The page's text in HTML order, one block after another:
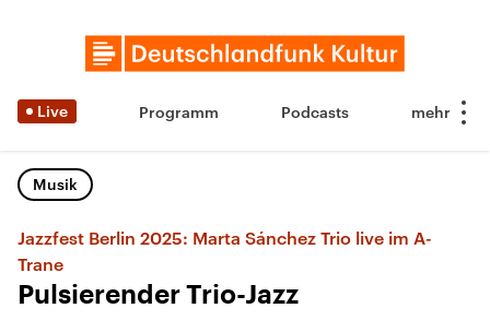
Live Programm Podcasts
Musik
Jazzfest Berlin 2025: Marta Sánchez Trio live im A-
Trane
Pulsierender Trio-Jazz